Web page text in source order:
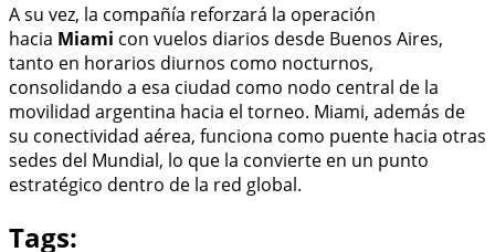
A su vez, la compañía reforzará la operación
hacia Miami con vuelos diarios desde Buenos Aires,
tanto en horarios diurnos como nocturnos,
consolidando a esa ciudad como nodo central de la
movilidad argentina hacia el torneo. Miami, además de
su conectividad aérea, funciona como puente hacia otras
sedes del Mundial, lo que la convierte en un punto
estratégico dentro de la red global.
Tags: